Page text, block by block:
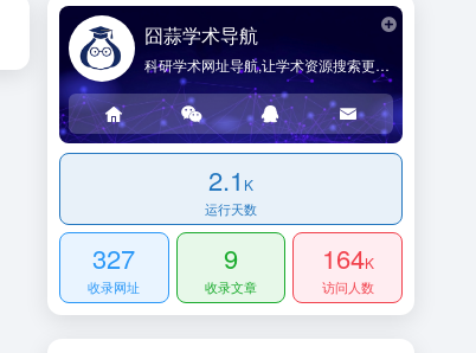
囧蒜学术导航
科研学术网址导航,让学术资源搜索更简单!
2.1 K
运行天数
327
收录网址
9
收录文章
164K
访问人数